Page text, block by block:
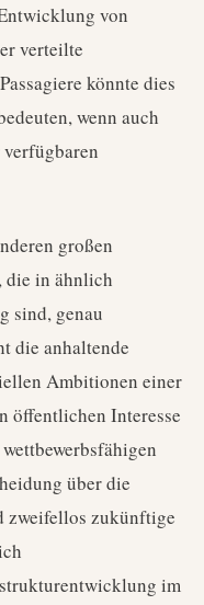
von
verteilte
könnte dies
wenn auch
großen
die in ähnlich
sind, genau
die anhaltende
Ambitionen einer
öffentlichen Interesse
über die
zweifellos zukünftige
im